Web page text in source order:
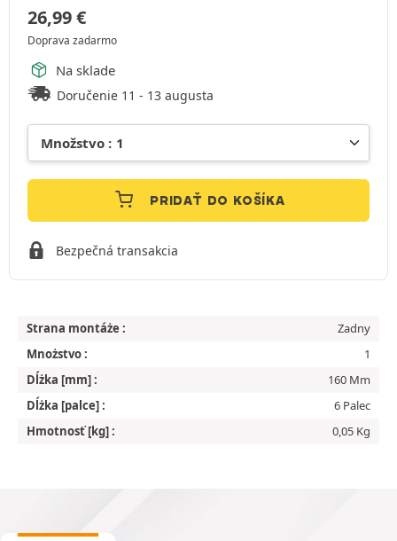
26,99€
Doprava zadarmo
Na sklade
Doručenie 11 - 13 augusta
PRIDAŤ DO KOŠÍKA
Bezpečná transakcia
Strana montáże :
Zadny
Mnożstvo :
1
Dĺżka [mm] :
160 Mm
Dĺżka [palce] :
6 Palec
Hmotnosť [kg] :
0,05 Kg